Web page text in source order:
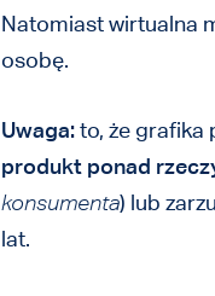
Natomiast wirtualna
osobę.
Uwaga:to, że grafika
produkt ponad
konsumenta) lub
lat.